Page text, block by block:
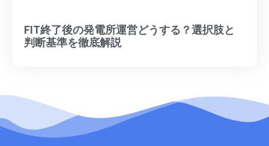
FIT終了後の発電所運営どうする？選択肢と
判断基準を徹底解説